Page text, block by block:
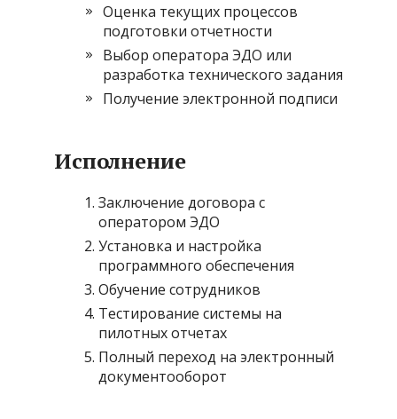
Оценка текущих процессов
подготовки отчетности
Выбор оператора ЭДО или
разработка технического задания
Получение электронной подписи
Исполнение
Заключение договора с
оператором ЭДО
Установка и настройка
программного обеспечения
Обучение сотрудников
Тестирование системы на
пилотных отчетах
Полный переход на электронный
документооборот